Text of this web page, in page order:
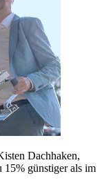
Dachhaken,
15% günstiger als im